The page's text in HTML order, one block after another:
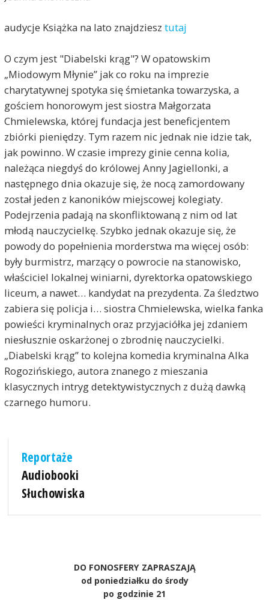
audycje Książka na lato znajdziesz tutaj
O czym jest "Diabelski krąg"? W opatowskim
„Miodowym Młynie” jak co roku na imprezie
charytatywnej spotyka się śmietanka towarzyska, a
gościem honorowym jest siostra Małgorzata
Chmielewska, której fundacja jest beneficjentem
zbiórki pieniędzy. Tym razem nic jednak nie idzie tak,
jak powinno. W czasie imprezy ginie cenna kolia,
należąca niegdyś do królowej Anny Jagiellonki, a
następnego dnia okazuje się, że nocą zamordowany
został jeden z kanoników miejscowej kolegiaty.
Podejrzenia padają na skonfliktowaną z nim od lat
młodą nauczycielkę. Szybko jednak okazuje się, że
powody do popełnienia morderstwa ma więcej osób:
były burmistrz, marzący o powrocie na stanowisko,
właściciel lokalnej winiarni, dyrektorka opatowskiego
liceum, a nawet… kandydat na prezydenta. Za śledztwo
zabiera się policja i… siostra Chmielewska, wielka fanka
powieści kryminalnych oraz przyjaciółka jej zdaniem
niesłusznie oskarżonej o zbrodnię nauczycielki.
„Diabelski krąg” to kolejna komedia kryminalna Alka
Rogozińskiego, autora znanego z mieszania
klasycznych intryg detektywistycznych z dużą dawką
czarnego humoru.
Reportaże
Audiobooki
Słuchowiska
DO FONOSFERY ZAPRASZAJĄ
od poniedziałku do środy
po godzinie 21